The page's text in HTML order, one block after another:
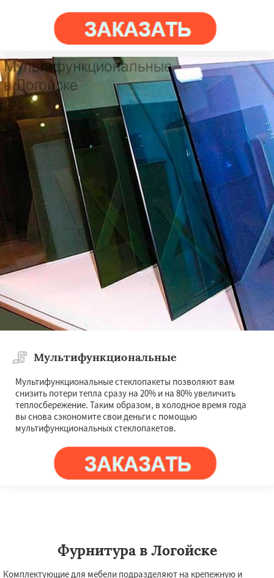
Мультифункциональные
Мультифункциональные стеклопакеты позволяют вам
снизить потери тепла сразу на 20% и на 80% увеличить
теплосбережение. Таким образом, в холодное время года
вы снова сэкономите свои деньги с помощью
мультифункциональных стеклопакетов.
Фурнитура в Логойске
Комплектующие для мебели подразделяют на крепежную и